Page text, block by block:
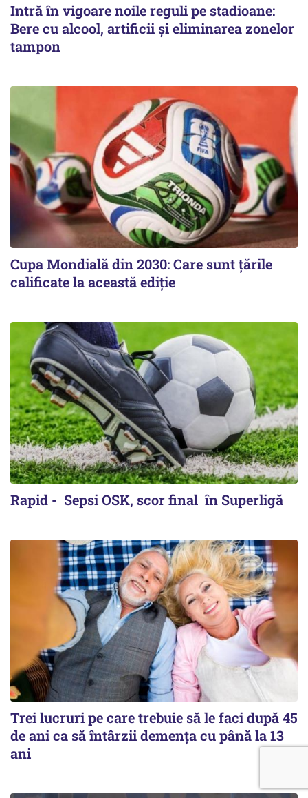
Intră în vigoare noile reguli pe stadioane:
Bere cu alcool, artificii și eliminarea zonelor
tampon
Cupa Mondială din 2030: Care sunt țările
calificate la această ediție
Rapid - Sepsi OSK, scor final în Superligă
Trei lucruri pe care trebuie să le faci după 45
de ani ca să întârzii demența cu până la 13
ani